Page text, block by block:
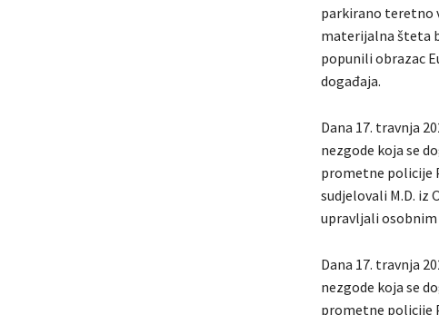
parkirano teretno
materijalna šteta
popunili obrazac
događaja.
Dana 17. travnja
nezgode koja se
prometne policije
sudjelovali M.D. iz
upravljali
Dana 17. travnja
nezgode koja se
prometne policije